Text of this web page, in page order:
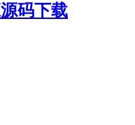
码下载